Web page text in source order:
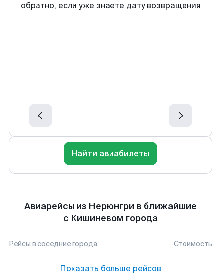
обратно, если уже знаете дату возвращения
Найти авиабилеты
Авиарейсы из Нерюнгри в ближайшие
с Кишиневом города
Рейсы в соседние города Стоимость
Показать больше рейсов